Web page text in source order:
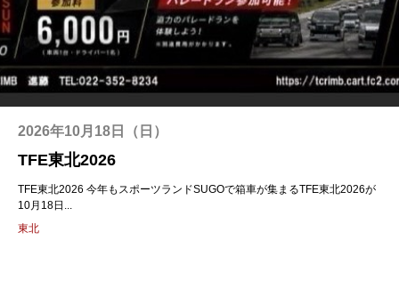
2026年10月18日（日）
TFE東北2026
TFE東北2026 今年もスポーツランドSUGOで箱車が集まるTFE東北2026が
10月18日...
東北